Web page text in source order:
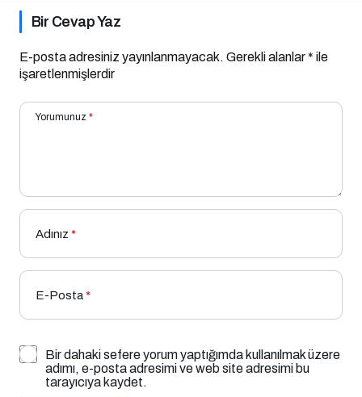
Bir Cevap Yaz
E-posta adresiniz yayınlanmayacak. Gerekli alanlar* ile
işaretlenmişlerdir
Yorumunuz *
Adınız *
E-Posta*
Bir dahaki sefere yorum yaptığımda kullanılmak üzere
adımı, e-posta adresimi ve web site adresimi bu
tarayıcıya kaydet.